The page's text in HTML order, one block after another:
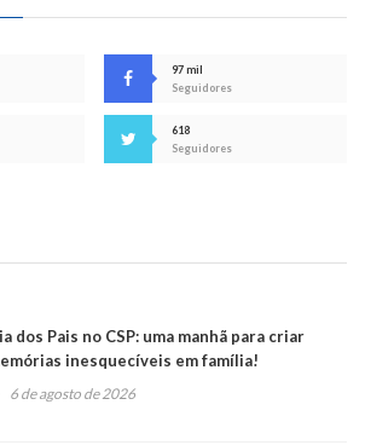
97 mil
Seguidores
618
Seguidores
dos Pais no CSP: uma manhã para criar
inesquecíveis em família!
6 de agosto de 2026